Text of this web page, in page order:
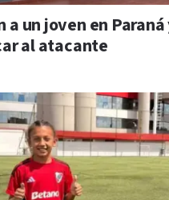
a un joven en Paraná
al atacante